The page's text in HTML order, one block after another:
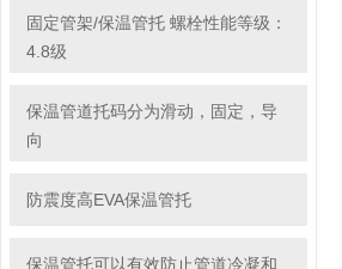
固定管架/保温管托 螺栓性能等级：
4.8级
保温管道托码分为滑动，固定，导
向
防震度高EVA保温管托
保温管托可以有效防止管道冷凝和